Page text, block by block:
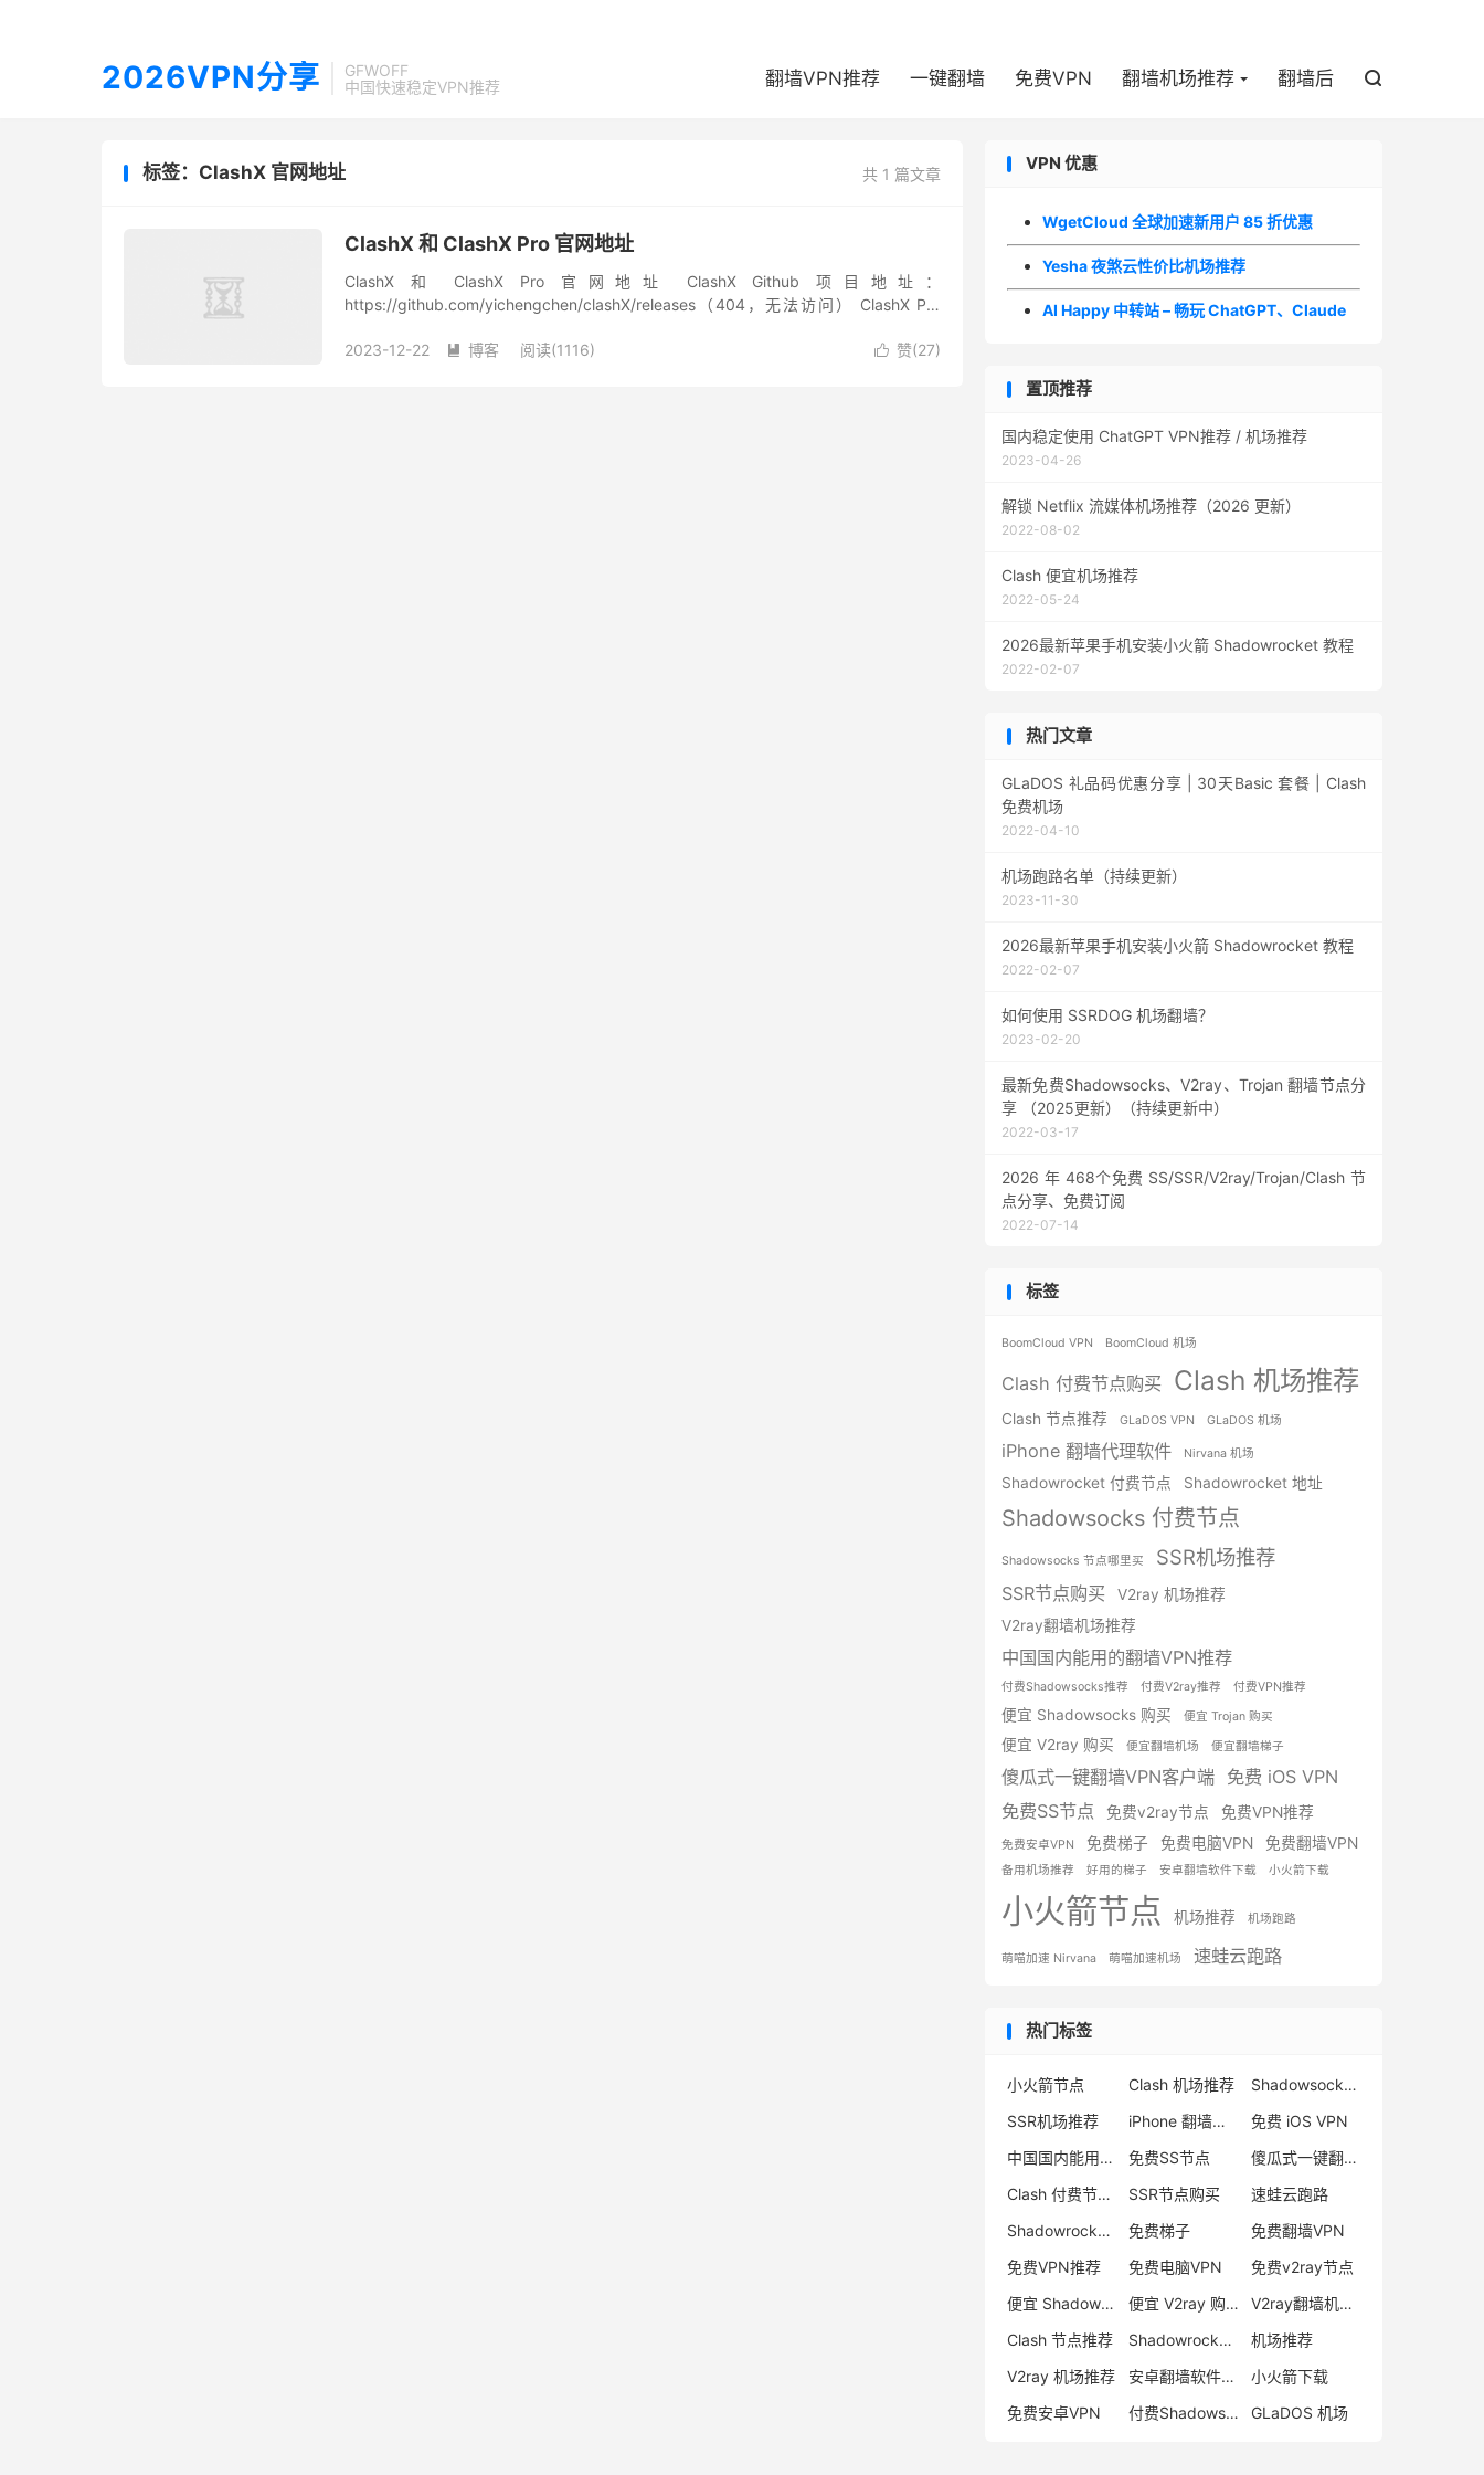
2026VPN分享
GFWOFF
中国快速稳定VPN推荐
翻墙VPN推荐 一键翻墙 免费VPN 翻墙机场推荐 翻墙后 
共 1 篇文章
标签：ClashX 官网地址
ClashX 和 ClashX Pro 官网地址
ClashX 和 ClashX Pro 官网地址 ClashX Github 项目地址：
https://github.com/yichengchen/clashX/releases（404，无法访问） ClashX Pro
 赞(27)
2023-12-22  博客 阅读(1116)
VPN 优惠
WgetCloud 全球加速新用户 85 折优惠
Yesha 夜煞云性价比机场推荐
AI Happy 中转站 – 畅玩 ChatGPT、Claude
置顶推荐
国内稳定使用 ChatGPT VPN推荐 / 机场推荐
2023-04-26
解锁 Netflix 流媒体机场推荐（2026 更新）
2022-08-02
Clash 便宜机场推荐
2022-05-24
2026最新苹果手机安装小火箭 Shadowrocket 教程
2022-02-07
热门文章
GLaDOS 礼品码优惠分享 | 30天Basic 套餐 | Clash
免费机场
2022-04-10
机场跑路名单（持续更新）
2023-11-30
2026最新苹果手机安装小火箭 Shadowrocket 教程
2022-02-07
如何使用 SSRDOG 机场翻墙？
2023-02-20
最新免费Shadowsocks、V2ray、Trojan 翻墙节点分
享 （2025更新）（持续更新中）
2022-03-17
2026 年 468个免费 SS/SSR/V2ray/Trojan/Clash 节
点分享、免费订阅
2022-07-14
标签
BoomCloud VPN BoomCloud 机场
Clash 付费节点购买 Clash 机场推荐
Clash 节点推荐 GLaDOS VPN GLaDOS 机场
iPhone 翻墙代理软件 Nirvana 机场
Shadowrocket 付费节点 Shadowrocket 地址
Shadowsocks 付费节点
Shadowsocks 节点哪里买 SSR机场推荐
SSR节点购买
V2ray 机场推荐
V2ray翻墙机场推荐
中国国内能用的翻墙VPN推荐
付费Shadowsocks推荐 付费V2ray推荐 付费VPN推荐
便宜 Shadowsocks 购买 便宜 Trojan 购买
便宜 V2ray 购买 便宜翻墙机场 便宜翻墙梯子
傻瓜式一键翻墙VPN客户端 免费 iOS VPN
免费SS节点
免费v2ray节点 免费VPN推荐
免费安卓VPN 免费梯子 免费电脑VPN 免费翻墙VPN
备用机场推荐 好用的梯子 安卓翻墙软件下载 小火箭下载
小火箭节点 机场推荐 机场跑路
萌喵加速 Nirvana 萌喵加速机场 速蛙云跑路
热门标签
小火箭节点 Clash 机场推荐
Shadowsocks 付费节点
SSR机场推荐
iPhone 翻墙代理软件
免费 iOS VPN
中国国内能用的翻墙VPN推荐
免费SS节点
傻瓜式一键翻墙VPN客户端
Clash 付费节点购买
SSR节点购买
速蛙云跑路
Shadowrocket 地址
免费梯子
免费翻墙VPN
免费VPN推荐
免费电脑VPN
免费v2ray节点
便宜 Shadowsocks 购买
便宜 V2ray 购买
V2ray翻墙机场推荐
Clash 节点推荐
Shadowrocket 付费节点
机场推荐
V2ray 机场推荐
安卓翻墙软件下载
小火箭下载
免费安卓VPN
付费Shadowsocks推荐 GLaDOS 机场